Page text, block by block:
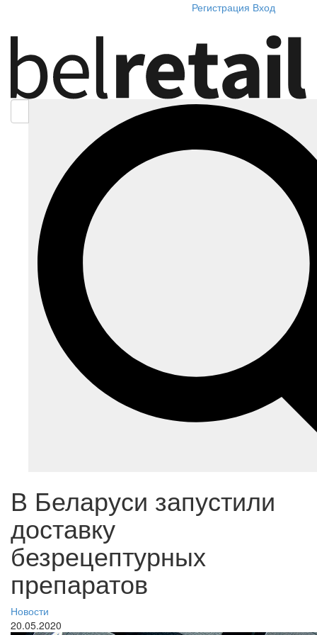
Регистрация Вход
В Беларуси запустили
доставку
безрецептурных
препаратов
Новости
20.05.2020